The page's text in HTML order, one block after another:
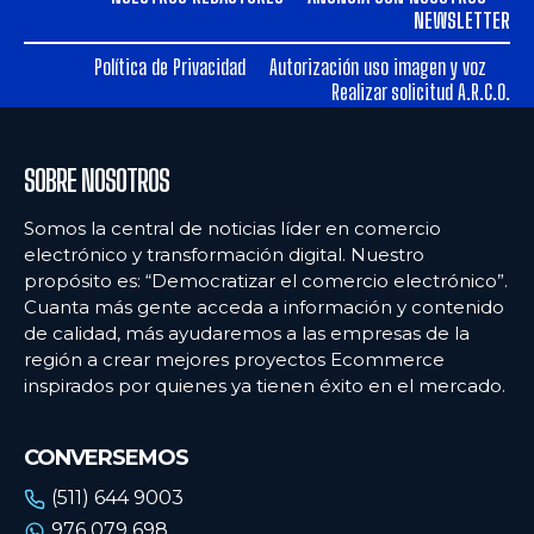
ARGENTINA
BOLIVIA
COLOMBIA
ECUADOR
MÉXICO
URUGUAY
ARGENTINA
BOLIVIA
COLOMBIA
ECUADOR
MÉXICO
URUGUAY
NEWSLETTER
Política de Privacidad
Autorización uso imagen y voz
Realizar solicitud A.R.C.O.
SOBRE NOSOTROS
Somos la central de noticias líder en comercio
electrónico y transformación digital. Nuestro
propósito es: “Democratizar el comercio electrónico”.
Cuanta más gente acceda a información y contenido
de calidad, más ayudaremos a las empresas de la
región a crear mejores proyectos Ecommerce
inspirados por quienes ya tienen éxito en el mercado.
CONVERSEMOS
(511) 644 9003